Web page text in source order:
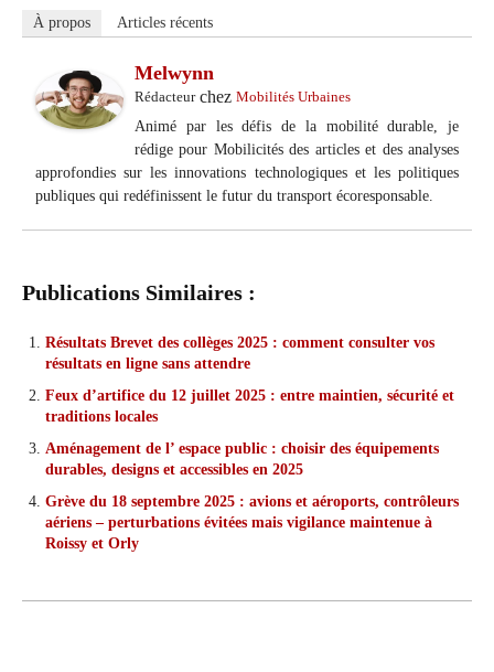
À propos Articles récents
Melwynn
Rédacteurchez Mobilités Urbaines
Animé par les défis de la mobilité durable, je
rédige pour Mobilicités des articles et des analyses
approfondies sur les innovations technologiques et les politiques
publiques qui redéfinissent le futur du transport écoresponsable.
Publications Similaires :
Résultats Brevet des collèges 2025 : comment consulter vos
résultats en ligne sans attendre
Feux d’artifice du 12 juillet 2025 : entre maintien, sécurité et
traditions locales
Aménagement de l’ espace public : choisir des équipements
durables, designs et accessibles en 2025
Grève du 18 septembre 2025 : avions et aéroports, contrôleurs
aériens – perturbations évitées mais vigilance maintenue à
Roissy et Orly